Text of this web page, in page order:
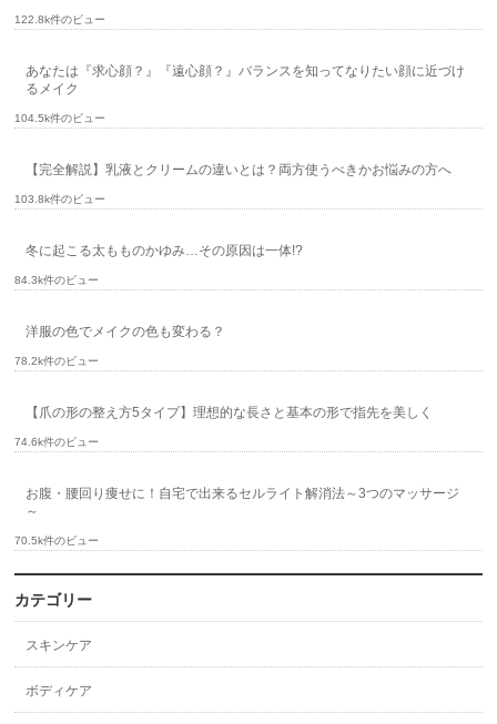
122.8k件のビュー
あなたは『求心顔？』『遠心顔？』バランスを知ってなりたい顔に近づけ
るメイク
104.5k件のビュー
【完全解説】乳液とクリームの違いとは？両方使うべきかお悩みの方へ
103.8k件のビュー
冬に起こる太もものかゆみ…その原因は一体!?
84.3k件のビュー
洋服の色でメイクの色も変わる？
78.2k件のビュー
【爪の形の整え方5タイプ】理想的な長さと基本の形で指先を美しく
74.6k件のビュー
お腹・腰回り痩せに！自宅で出来るセルライト解消法～3つのマッサージ
～
70.5k件のビュー
カテゴリー
スキンケア
ボディケア